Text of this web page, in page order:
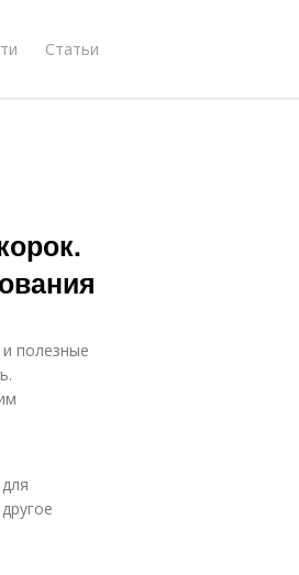
Статьи
полезные